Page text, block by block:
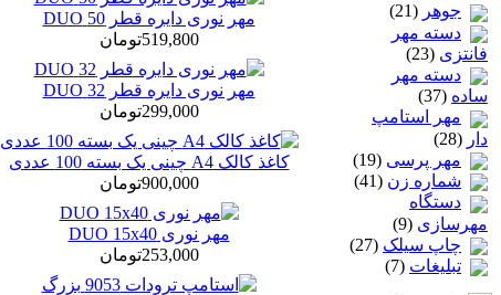
جوهر (21)
دسته مهر
فانتزی (23)
دسته مهر
ساده (37)
مهر استامپ
دار (28)
مهر پرسی (19)
شماره زن (41)
دستگاه
مهرسازی (9)
چاپ سيلک (27)
تبلیغات (7)
مهر نوری دایره قطر 50 DUO
519,800تومان
مهر نوری دایره قطر 32 DUO
299,000تومان
کاغذ کالک A4 چینی یک بسته 100 عددی
900,000تومان
مهر نوری DUO 15x40
253,000تومان